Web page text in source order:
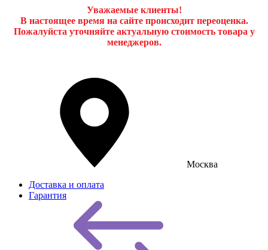
Уважаемые клиенты!
В настоящее время на сайте происходит переоценка.
Пожалуйста уточняйте актуальную стоимость товара у
менеджеров.
Москва
Доставка и оплата
Гарантия